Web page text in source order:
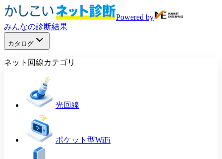
Powered by
みんなの診断結果
カタログ
ネット回線カテゴリ
光回線
ポケット型WiFi